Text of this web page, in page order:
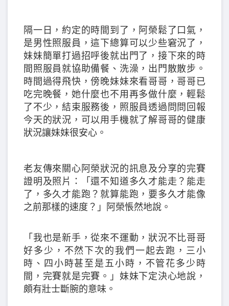
隔一日，約定的時間到了，阿榮鬆了口氣，
是男性照服員，這下總算可以少些窘況了，
妹妹簡單打過招呼後就出門了，接下來的時
間照服員就協助備餐、洗澡，出門散散步。
時間過得飛快，傍晚妹妹來看哥哥，哥哥已
吃完晚餐，她什麼也不用再多做什麼，輕鬆
了不少，結束服務後，照服員透過問問回報
今天的狀況，可以用手機就了解哥哥的健康
狀況讓妹妹很安心。
老友傳來關心阿榮狀況的訊息及分享的完賽
證明及照片：「還不知道多久才能走？能走
了，多久才能跑？就算能跑，要多久才能像
之前那樣的速度？」阿榮悵然地說。
「我也是新手，從來不運動，狀況不比哥哥
好多少，不然下次的我們一起去跑，三小
時、四小時甚至是五小時，不管花多少時
間，完賽就是完賽。」妹妹下定決心地說，
頗有壯士斷腕的意味。